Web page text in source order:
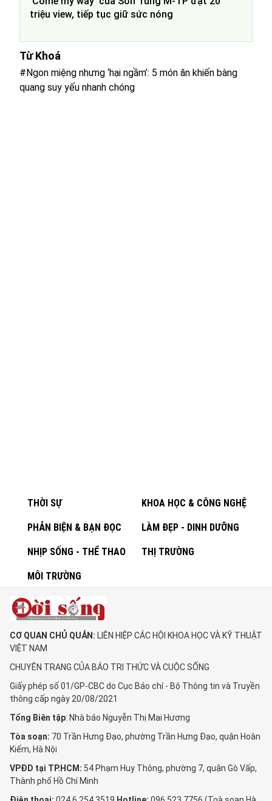
triệu view, tiếp tục giữ sức nóng
Từ Khoá
#Ngon miệng nhưng ‘hại ngầm’: 5 món ăn khiến bàng
quang suy yếu nhanh chóng
THỜI SỰ KHOA HỌC & CÔNG NGHỆ
PHẢN BIỆN & BẠN ĐỌC LÀM ĐẸP - DINH DƯỠNG
NHỊP SỐNG - THỂ THAO THỊ TRƯỜNG
MÔI TRƯỜNG
CƠ QUAN CHỦ QUẢN: LIÊN HIỆP CÁC HỘI KHOA HỌC VÀ KỸ THUẬT
VIỆT NAM
CHUYÊN TRANG CỦA BÁO TRI THỨC VÀ CUỘC SỐNG
Giấy phép số 01/GP-CBC do Cục Báo chí - Bộ Thông tin và Truyền
thông cấp ngày 20/08/2021
Tổng Biên tập: Nhà báo Nguyễn Thị Mai Hương
Tòa soạn: 70 Trần Hưng Đạo, phường Trần Hưng Đạo, quận Hoàn
Kiếm, Hà Nội
VPĐD tại TP.HCM: 54 Phạm Huy Thông, phường 7, quận Gò Vấp,
Thành phố Hồ Chí Minh